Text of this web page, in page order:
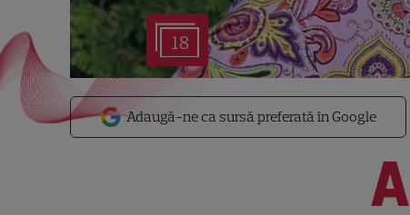
18
Adaugă-ne ca sursă preferată în Google
A